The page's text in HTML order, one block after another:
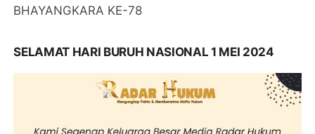
BHAYANGKARA KE-78
SELAMAT HARI BURUH NASIONAL 1 MEI 2024